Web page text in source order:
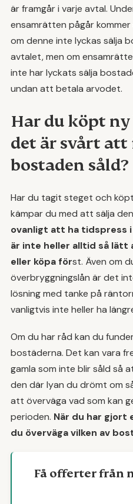
är framgår i varje avtal.
ensamrätten pågår
om denne inte lyckas sälja
avtalet, men om
inte har lyckats sälja
undan att betala arvodet.
Har du köpt
det är svårt att
bostaden såld?
Har du tagit steget och
kämpar du med att sälja
ovanligt att ha tidspress
är inte heller alltid så lätt
eller köpa först. Även om
överbryggningslån är det
lösning med tanke på
vanligtvis inte heller ha
Om du har råd kan du
bostäderna. Det kan vara
gamla som inte blir såld så
den där lyan du drömt om
att överväga vad som kan
perioden. När du har gjort
du överväga vilken av
Få offerter från